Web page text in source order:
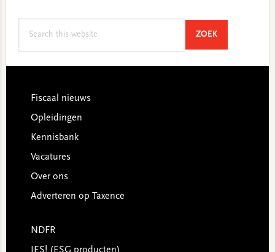
ZOEKSEARCH
Footer
Fiscaal nieuws
Opleidingen
Kennisbank
Vacatures
Over ons
Adverteren op Taxence
NDFR